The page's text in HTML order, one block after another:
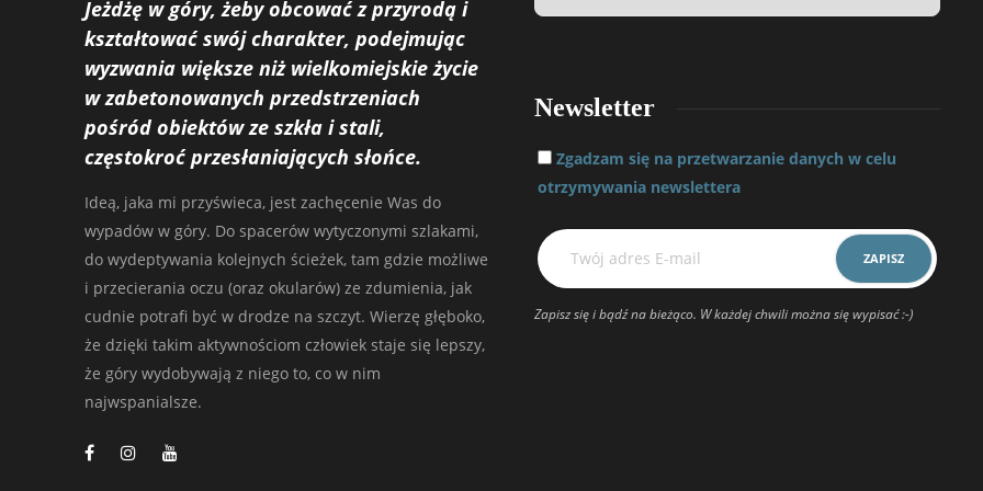
Jeżdżę w góry, żeby obcować z przyrodą i
kształtować swój charakter, podejmując
wyzwania większe niż wielkomiejskie życie
w zabetonowanych przedstrzeniach
pośród obiektów ze szkła i stali,
częstokroć przesłaniających słońce.
Ideą, jaka mi przyświeca, jest zachęcenie Was do
wypadów w góry. Do spacerów wytyczonymi szlakami,
do wydeptywania kolejnych ścieżek, tam gdzie możliwe
i przecierania oczu (oraz okularów) ze zdumienia, jak
cudnie potrafi być w drodze na szczyt. Wierzę głęboko,
że dzięki takim aktywnościom człowiek staje się lepszy,
że góry wydobywają z niego to, co w nim
najwspanialsze.
Newsletter
Zgadzam się na przetwarzanie danych w celu
otrzymywania newslettera
Zapisz się i bądź na bieżąco. W każdej chwili można się wypisać :-)